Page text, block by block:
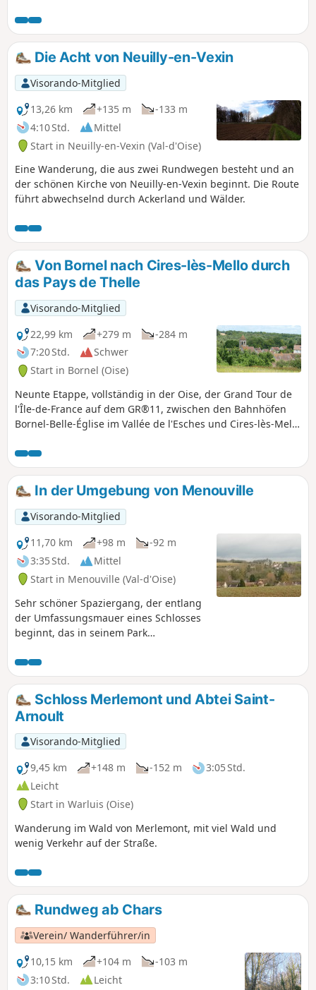
Grafen von Chaumont, dann den Herzögen von Longueville
und schließlich den Prinzen von Conti. Es war die Residenz
von Monsieur, dem Bruder von König Ludwig XIV. Auf dem
Rückweg besuchen Sie die Kapelle des Hauses der
Schwestern der Barmherzigkeit, um ein Flachrelief aus dem
13. Jahrhundert zu bewundern, bevor Sie über den kleinen
Friedhof der Schwestern schlendern, der daran angrenzt.
Die Acht von Neuilly-en-Vexin
Visorando-Mitglied
13,26 km
+135 m
-133 m
4:10 Std.
Mittel
Start in Neuilly-en-Vexin (Val-d'Oise)
Eine Wanderung, die aus zwei Rundwegen besteht und an
der schönen Kirche von Neuilly-en-Vexin beginnt. Die Route
führt abwechselnd durch Ackerland und Wälder.
Von Bornel nach Cires-lès-Mello durch
das Pays de Thelle
Visorando-Mitglied
22,99 km
+279 m
-284 m
7:20 Std.
Schwer
Start in Bornel (Oise)
Neunte Etappe, vollständig in der Oise, der Grand Tour de
l'Île-de-France auf dem GR®11, zwischen den Bahnhöfen
Bornel-Belle-Église im Vallée de l'Esches und Cires-lès-Mello
des Pays de Thelle von Westen nach Osten im Süden des
Departements, immer durch wunderschöne,
abwechslungsreiche Landschaften zwischen Wäldern und
Feldern.In der Umgebung von Menouville
Visorando-Mitglied
11,70 km
+98 m
-92 m
3:35 Std.
Mittel
Start in Menouville (Val-d'Oise)
Sehr schöner Spaziergang, der entlang
der Umfassungsmauer eines Schlosses
beginnt, das in seinem Park
Spaziergang führt durch den Weiler
Héréville mit seinen schönen Häusern
und seiner charmanten Ruhe. Die Route
endet zwar an einer Straße, diese ist
jedoch sehr wenig begehen und
aufgrund ihrer Enge können Autos nur
mit einer Geschwindigkeit gehen, die
sehr erträglich ist.
Schloss Merlemont und Abtei Saint-
Arnoult
Visorando-Mitglied
9,45 km
+148 m -152 m
3:05 Std.
Leicht
Start in Warluis (Oise)
Wanderung im Wald von Merlemont, mit viel Wald und
wenig Verkehr auf der Straße.
Rundweg ab Chars
Verein/ Wanderführer/in
10,15 km
+104 m
-103 m
3:10 Std.
Leicht